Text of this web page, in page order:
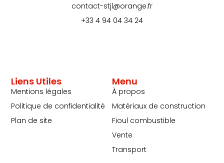
Menu
À propos
Matériaux de construction
Fioul combustible
Vente
Transport
Liens Utiles
Mentions légales
Politique de confidentialité
Plan de site
contact-stjl@orange.fr
+33 4 94 04 34 24